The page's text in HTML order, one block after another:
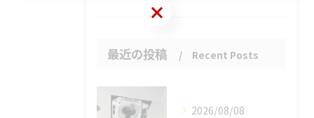
最近の投稿 Recent Posts
2026/08/08
お問い合わせはこちら